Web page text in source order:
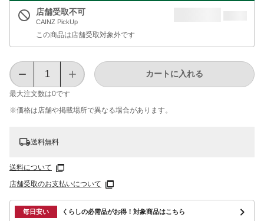
店舗受取不可
CAINZ PickUp
この商品は店舗受取対象外です
最大注文数は0です
カートに入れる
※価格は​店舗や​掲載場所で​異なる​場合が​あります。
送料無料
送料について
店舗受取のお支払いについて
毎日安い くらしの必需品がお得！対象商品はこちら